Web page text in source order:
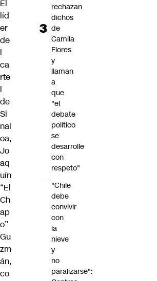
El
líd
er
de
l
ca
rte
l
de
Si
nal
oa,
Jo
aq
uín
“El
Ch
ap
o”
Gu
zm
án,
co
rechazan
dichos
de
Camila
Flores
y
llaman
a
que
"el
debate
político
se
desarrolle
con
respeto"
"Chile
debe
convivir
con
la
nieve
y
no
paralizarse":